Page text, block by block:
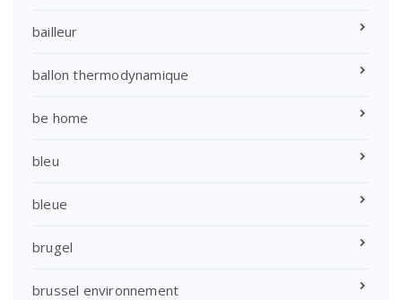
bailleur
ballon thermodynamique
be home
bleu
bleue
brugel
brussel environnement